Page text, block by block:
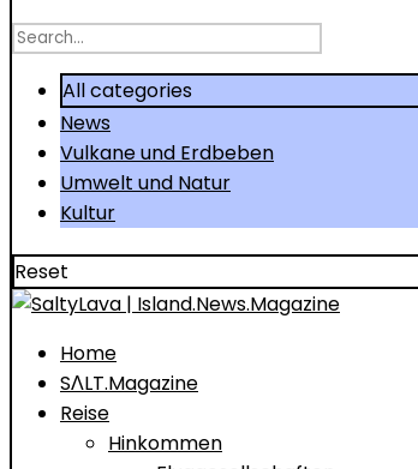
Search
All categories
News
Vulkane und Erdbeben
Umwelt und Natur
Kultur
Reset
Home
SΛLT.Magazine
Reise
Hinkommen